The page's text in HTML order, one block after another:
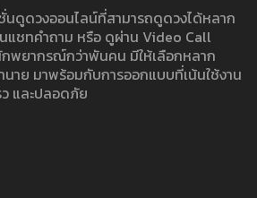
ดูดวงออนไลน์ที่สามารถดูดวงได้หลาก
แชทคำถาม หรือ ดูผ่าน Video Call
พยากรณ์กว่าพันคน มีให้เลือกหลาก
าย มาพร้อมกับการออกแบบที่เน้นใช้งาน
และปลอดภัย